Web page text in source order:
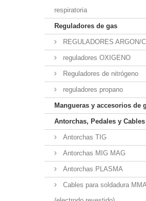
respiratoria
Reguladores de gas
REGULADORES ARGON/
reguladores OXIGENO
Reguladores de nitrógeno
reguladores propano
Mangueras y accesorios de
Antorchas, Pedales y Cables
Antorchas TIG
Antorchas MIG MAG
Antorchas PLASMA
Cables para soldadura